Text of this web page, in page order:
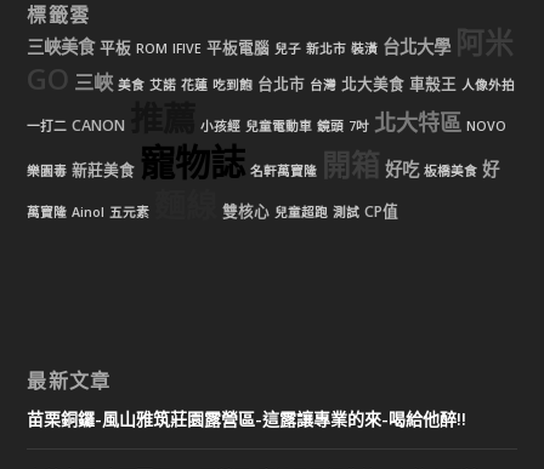
標籤雲
三峽美食 平板 ROM IFIVE 平板電腦 兒子 新北市 裝潢 台北大學 阿米
GO 三峽 美食 艾諾 花蓮 吃到飽 台北市 台灣 北大美食 車殼王 人像外拍
一打二 CANON 小孩經 兒童電動車 鏡頭 7吋 北大特區 NOVO
樂園毒 新莊美食 寵物誌 名軒萬寶隆 開箱 好吃 板橋美食 好
萬寶隆 Ainol 五元素 雙核心 兒童超跑 測試 CP值
最新文章
苗栗銅鑼-風山雅筑莊園露營區-這露讓專業的來-喝給他醉!!